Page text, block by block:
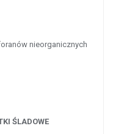
nieorganicznych
ŚLADOWE